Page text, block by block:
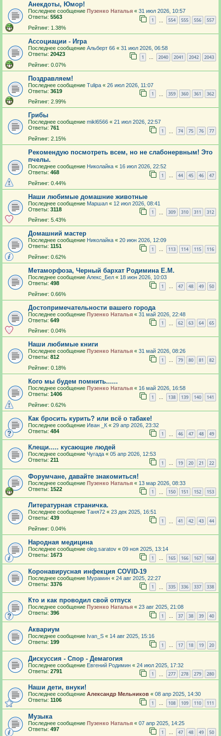
Анекдоты, Юмор!
Последнее сообщение Пузенко Наталья « 31 июл 2026, 10:57
Ответы: 5563 1 554 555 556 557
Рейтинг: 1.38%
Ассоциации - Игра
Последнее сообщение Альберт 66 « 31 июл 2026, 06:58
Ответы: 20423 1 … 2040 2041 2042 2043
Рейтинг: 0.07%
Поздравляем!
Последнее сообщение Tulipa « 26 июл 2026, 11:07
Ответы: 3619 1 359 360 361 362
Рейтинг: 2.99%
Грибы
Последнее сообщение mikl6566 « 21 июл 2026, 22:57
Ответы: 761 1 74 75 76 77
Рейтинг: 2.15%
Рекомендую посмотреть всем, но не слабонервным! Это
пчелы.
Последнее сообщение Николайка « 16 июл 2026, 22:52
Ответы: 468 1 … 44 45 46 47
Рейтинг: 0.44%
Наши любимые домашние животные
Последнее сообщение Маршал « 12 июл 2026, 08:41
Ответы: 3118 1 309 310 311 312
Рейтинг: 5.43%
Домашний мастер
Последнее сообщение Николайка « 20 июн 2026, 12:09
Ответы: 1151 1 … 113 114 115 116
Рейтинг: 0.62%
Метаморфоза, Черный бархат Родимина Е.М.
Последнее сообщение Алекс_Бел « 18 июн 2026, 10:03
Ответы: 498 1 … 47 48 49 50
Рейтинг: 0.66%
Достопримечательности вашего города
Последнее сообщение Пузенко Наталья « 31 май 2026, 22:48
Ответы: 649 1 62 63 64 65
Рейтинг: 0.04%
Наши любимые книги
Последнее сообщение Пузенко Наталья « 31 май 2026, 08:26
Ответы: 812 1 … 79 80 81 82
Рейтинг: 0.18%
Кого мы будем помнить......
Последнее сообщение Пузенко Наталья « 16 май 2026, 16:58
Ответы: 1406 1 138 139 140 141
Рейтинг: 0.62%
Как бросить курить? или всё о табаке!
Последнее сообщение Иван _К « 29 апр 2026, 23:32
Ответы: 484 1 46 47 48 49
Клещи..... кусающие людей
Последнее сообщение Чугада « 05 апр 2026, 12:53
Ответы: 211 1 … 19 20 21 22
Форумчане, давайте знакомиться!
Последнее сообщение Пузенко Наталья « 13 мар 2026, 08:33
Ответы: 1522 1 150 151 152 153
Литературная страничка.
Последнее сообщение Таня72 « 23 дек 2025, 16:51
Ответы: 439 1 41 42 43 44
Рейтинг: 0.04%
Народная медицина
Последнее сообщение oleg.saratov « 09 ноя 2025, 13:14
Ответы: 1673 1 … 165 166 167 168
Коронавирусная инфекция COVID-19
Последнее сообщение Мурамин « 24 авг 2025, 22:27
Ответы: 3376 1 335 336 337 338
Кто и как проводил свой отпуск
Последнее сообщение Пузенко Наталья « 23 авг 2025, 21:08
Ответы: 396 1 … 37 38 39 40
Аквариум
Последнее сообщение Ivan_S « 14 авг 2025, 15:16
Ответы: 199 1 … 17 18 19 20
Дискуссия - Спор - Демагогия
Последнее сообщение Евгений Родимин « 24 июл 2025, 17:32
Ответы: 2791 1 277 278 279 280
Наши дети, внуки!
Последнее сообщение Александр Мельников « 08 апр 2025, 14:30
Ответы: 1106 1 … 108 109 110 111
Музыка
Последнее сообщение Пузенко Наталья « 07 апр 2025, 14:25
Ответы: 497 1 … 47 48 49 50